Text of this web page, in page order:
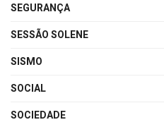
SEGURANÇA
SESSÃO SOLENE
SISMO
SOCIAL
SOCIEDADE